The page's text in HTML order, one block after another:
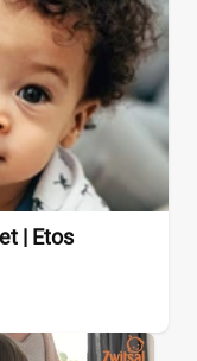
| Etos